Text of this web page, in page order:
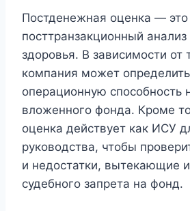
Постденежная оценка — это
посттранзакционный
здоровья. В зависимости от
компания может
операционную способность
вложенного фонда. Кроме
оценка действует как ИСУ
руководства, чтобы
и недостатки, вытекающие
судебного запрета на фонд.